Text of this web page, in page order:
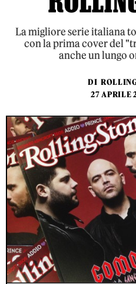
La migliore serie italiana
con la prima cover del
anche un lungo
DI
27 APRILE